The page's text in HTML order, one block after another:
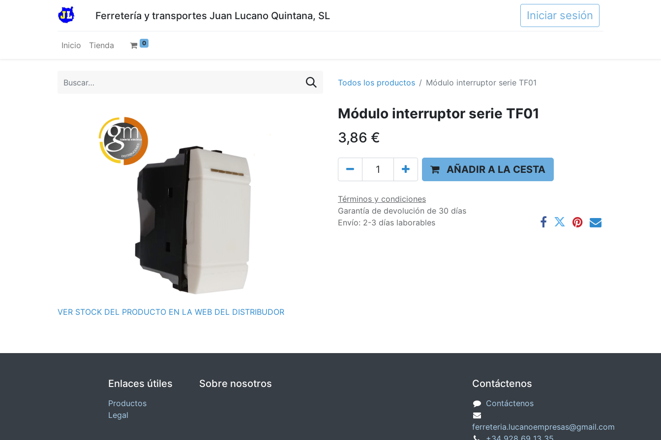
Ferretería y transportes Juan Lucano Quintana, SL Iniciar sesión
Inicio Tienda 0
Todos los productos Módulo interruptor serie TF01
VER STOCK DEL PRODUCTO EN LA WEB DEL DISTRIBUDOR
Módulo interruptor serie TF01
3,86 €
AÑADIR A LA CESTA
Términos y condiciones
Garantía de devolución de 30 días
Envío: 2-3 días laborables
Sobre nosotros Contáctenos
Contáctenos
ferreteria.lucanoempresas@gmail.com
Enlaces útiles
Productos
Legal